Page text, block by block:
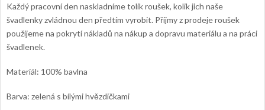
Každý pracovní den naskladníme tolik roušek, kolik jich naše
švadlenky zvládnou den předtím vyrobit. Příjmy z prodeje roušek
použijeme na pokrytí nákladů na nákup a dopravu materiálu a na práci
švadlenek.
Materiál: 100% bavlna
Barva: zelená s bílými hvězdičkami